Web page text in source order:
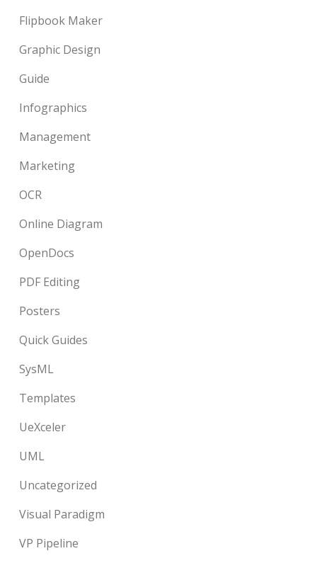
Flipbook Maker
Graphic Design
Guide
Infographics
Management
Marketing
OCR
Online Diagram
OpenDocs
PDF Editing
Posters
Quick Guides
SysML
Templates
UeXceler
UML
Uncategorized
Visual Paradigm
VP Pipeline